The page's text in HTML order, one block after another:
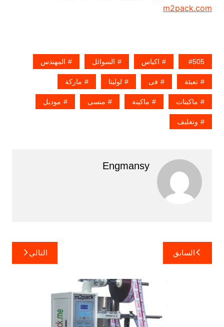
m2pack.com
505 اكياس السوائل المهندس
تعبئة فى لوليتا ماركة
ماكينات ماكينة منسى موديل
وتغليف
Engmansy
تصفّح
المقالات
السابق التالي